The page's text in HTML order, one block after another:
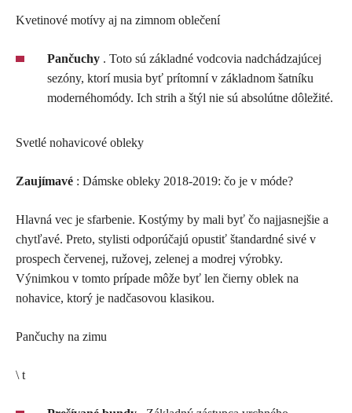
Kvetinové motívy aj na zimnom oblečení
Pančuchy . Toto sú základné vodcovia nadchádzajúcej
sezóny, ktorí musia byť prítomní v základnom šatníku
modernéhomódy. Ich strih a štýl nie sú absolútne dôležité.
Svetlé nohavicové obleky
Zaujímavé : Dámske obleky 2018-2019: čo je v móde?
Hlavná vec je sfarbenie. Kostýmy by mali byť čo najjasnejšie a
chytľavé. Preto, stylisti odporúčajú opustiť štandardné sivé v
prospech červenej, ružovej, zelenej a modrej výrobky.
Výnimkou v tomto prípade môže byť len čierny oblek na
nohavice, ktorý je nadčasovou klasikou.
Pančuchy na zimu
\ t